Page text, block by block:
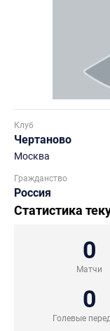
Клуб
Чертаново
Москва
Гражданство
Россия
Статистика
0
Матчи
0
Голевые